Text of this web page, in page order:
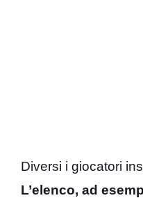
Diversi i giocatori
L’elenco, ad